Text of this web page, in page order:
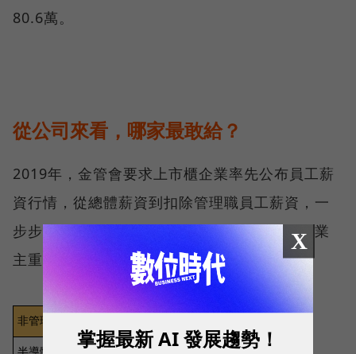
80.6萬。
從公司來看，哪家最敢給？
2019年，金管會要求上市櫃企業率先公布員工薪
資行情，從總體薪資到扣除管理職員工薪資，一
步步讓企業薪資更透明化，背後目的是帶動企業
主重視薪資福利。
X
掌握最新 AI 發展趨勢！